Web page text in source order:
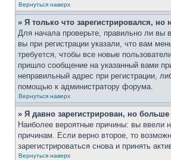
Вернуться наверх
» Я только что зарегистрировался, но
Для начала проверьте, правильно ли вы
вы при регистрации указали, что вам
требуется, чтобы все новые
пришло сообщение на указанный вами
неправильный адрес при регистрации,
помощью к администратору форума.
Вернуться наверх
» Я давно зарегистрирован, но
Наиболее вероятные причины: вы ввели
причинам. Если верно второе, то
зарегистрироваться снова и принять
Вернуться наверх